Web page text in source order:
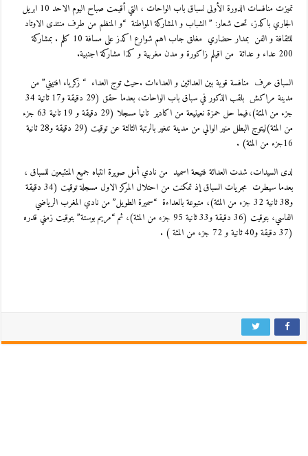
تميزت منافسات الدورة الأولى لسباق باب الواحات ، التي أقيمت صباح اليوم الاحد 10 ابريل
الجاري باكدز، تحت شعار: ” الشباب و المشاركة المواطنة “و المنظم من طرف منتدى الاوتاد
للثقافة و الفن بمدار حضاري مغلق جاب اهم شوارع اكدز على مسافة 10 كلم . بمشاركة
200 عداء و عدائة من اقيلم زاكورة و مدن مغربية و كذا مشاركة اجنبية.
السباق عرف منافسة قوية بين العدائين و العداءات .حيث توج العداء “ زكرياء افتيني” من
مدينة مراكش بلقب الذكور في سباق باب الواحات، بعدما حقق (29 دقيقة و17 ثانية 34
جزء من المئة)،فيما حل حمزة نعينيعة من اكادير تانيا مسجلا (29 دقيقة و 19 تانية 63 جزء
من المئة)ليتوج البطل منير الوالي من مدينة تنغير بالرتبة الثالثة عن توقيت (29 دقيقة و28 ثانية
16جزء من المئة) .
لدى السيدات، شدت العدائة فتيحة اسميد من نادي أمل صويرة انتباه جميع المتتبعين للسباق ،
بعدما سيطرت مجريات السباق إذ تمكنت من احتلال المركز الاول مسجلة توقيت (34 دقيقة
و38 ثانية 32 جزء من المئة)، متبوعة بالعداءة “سميرة الطويل” من نادي المغرب الرياضي
الفاسي، بتوقيت (36 دقيقة و33 ثانية 95 جزء من المئة)، ثم “مريم بوستة” بتوقيت زمني قدره
(37 دقيقة و40 ثانية و 72 جزء من المئة ) .